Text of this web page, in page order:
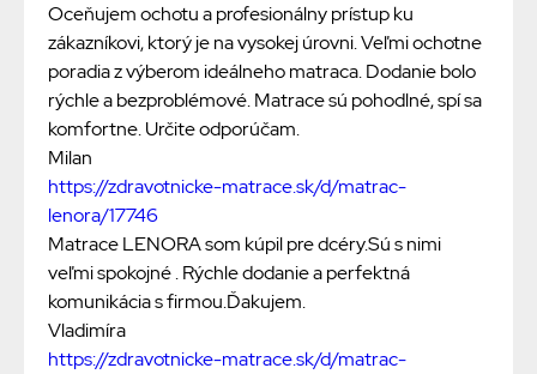
Oceňujem ochotu a profesionálny prístup ku
zákazníkovi, ktorý je na vysokej úrovni. Veľmi ochotne
poradia z výberom ideálneho matraca. Dodanie bolo
rýchle a bezproblémové. Matrace sú pohodlné, spí sa
komfortne. Určite odporúčam.
Milan
https://zdravotnicke-matrace.sk/d/matrac-
lenora/17746
Matrace LENORA som kúpil pre dcéry.Sú s nimi
veľmi spokojné . Rýchle dodanie a perfektná
komunikácia s firmou.Ďakujem.
Vladimíra
https://zdravotnicke-matrace.sk/d/matrac-